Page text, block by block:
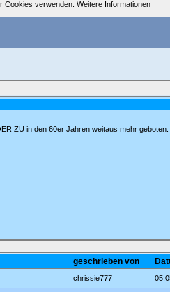
Cookies verwenden. Weitere Informationen
ZU in den 60er Jahren weitaus mehr geboten.
geschrieben von
chrissie777